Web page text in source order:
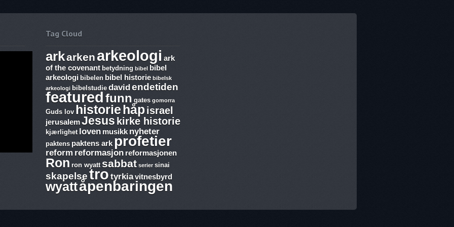
Tag Cloud
arkarken arkeologi ark
of the covenant betydning bibel bibel
arkeologi bibelen bibel historie bibelsk
arkeologi bibelstudie davidendetiden
featuredfunn gates gomorra
Guds lov historiehåpisrael
jerusalemJesus kirke historie
kjærlighet loven musikk nyheter
paktens paktens ark profetier
reform reformasjon reformasjonen
Ron ron wyatt sabbat serier sinai
skapelsetro tyrkiavitnesbyrd
wyattåpenbaringen